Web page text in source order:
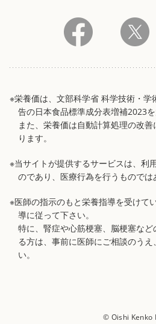
※栄養価は、文部科学省 科学技術・学
告の日本食品標準成分表増補2023を
また、栄養価は自動計算処理の改
ります。
※当サイトが提供するサービスは、利
のであり、医療行為を行うものでは
※医師の指示のもと栄養指導を受けて
導に従って下さい。
特に、腎症や心筋梗塞、脳梗塞な
る方は、事前に医師にご相談のう
い。
© Oishi Kenko